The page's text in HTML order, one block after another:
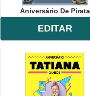
Aniversário De Pirata
EDITAR